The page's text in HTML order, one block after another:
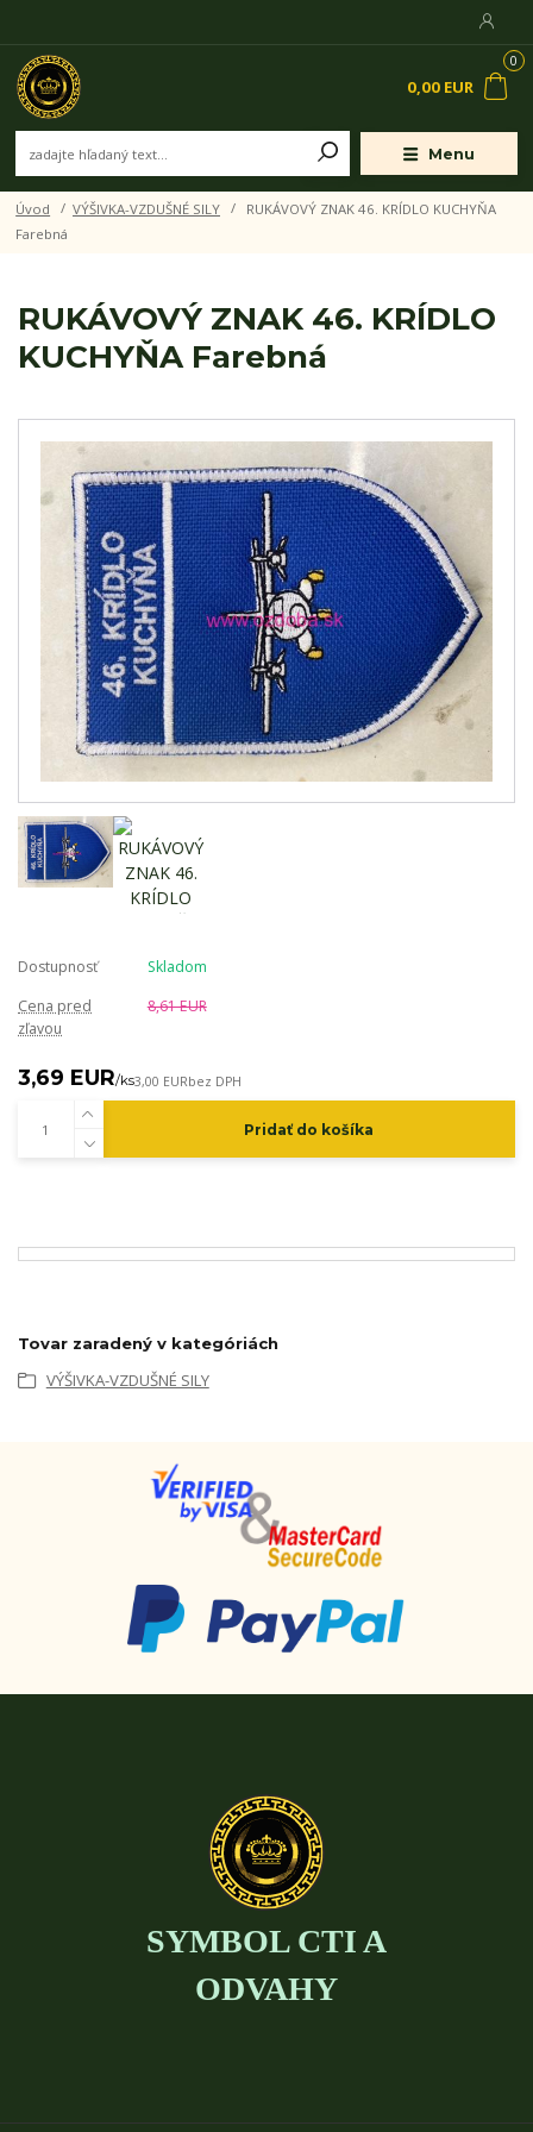
Menu
0
0,00 EUR
Úvod VÝŠIVKA-VZDUŠNÉ SILY
RUKÁVOVÝ ZNAK 46. KRÍDLO KUCHYŇA
Farebná
RUKÁVOVÝ ZNAK 46. KRÍDLO
KUCHYŇA Farebná
Dostupnosť
Skladom
Cena pred
zľavou
8,61 EUR
3,69 EUR/ks3,00 EURbez DPH
Pridať do košíka
Tovar zaradený v kategóriách
VÝŠIVKA-VZDUŠNÉ SILY
SYMBOL CTI A
ODVAHY